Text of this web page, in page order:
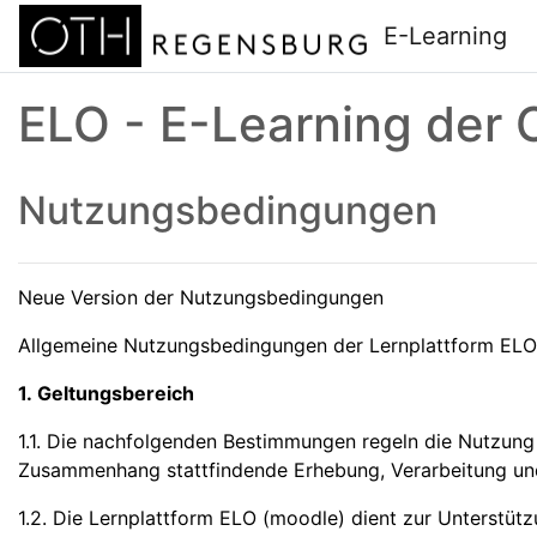
Zum Hauptinhalt
E-Learning
ELO - E-Learning der
Nutzungsbedingungen
Neue Version der Nutzungsbedingungen
Allgemeine Nutzungsbedingungen der Lernplattform
1. Geltungsbereich
1.1. Die nachfolgenden Bestimmungen regeln die
Zusammenhang stattfindende Erhebung, Verarbeitung
1.2. Die Lernplattform ELO (moodle) dient zur